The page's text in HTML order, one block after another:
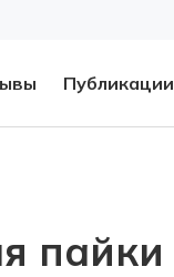
Публикации
пайки